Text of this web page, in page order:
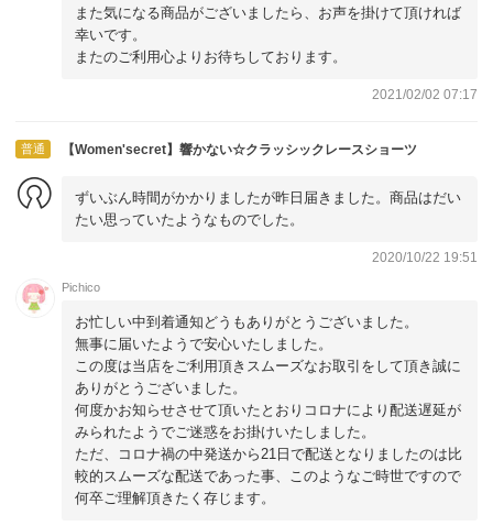
また気になる商品がございましたら、お声を掛けて頂ければ
幸いです。
またのご利用心よりお待ちしております。
2021/02/02 07:17
普通 【Women'secret】響かない☆クラッシックレースショーツ
ずいぶん時間がかかりましたが昨日届きました。商品はだい
たい思っていたようなものでした。
2020/10/22 19:51
Pichico
お忙しい中到着通知どうもありがとうございました。
無事に届いたようで安心いたしました。
この度は当店をご利用頂きスムーズなお取引をして頂き誠に
ありがとうございました。
何度かお知らせさせて頂いたとおりコロナにより配送遅延が
みられたようでご迷惑をお掛けいたしました。
ただ、コロナ禍の中発送から21日で配送となりましたのは比
較的スムーズな配送であった事、このようなご時世ですので
何卒ご理解頂きたく存じます。